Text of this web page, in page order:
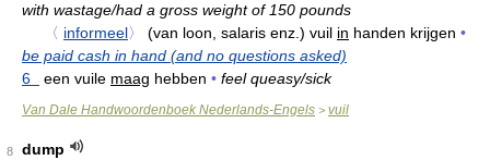
with wastage/had a gross weight of 150 pounds
〈 informeel〉 (van loon, salaris enz.) vuil in handen krijgen •
be paid cash in hand (and no questions asked)
6
een vuile maag hebben • feel queasy/sick
Van Dale Handwoordenboek Nederlands-Engels > vuil
8
dump